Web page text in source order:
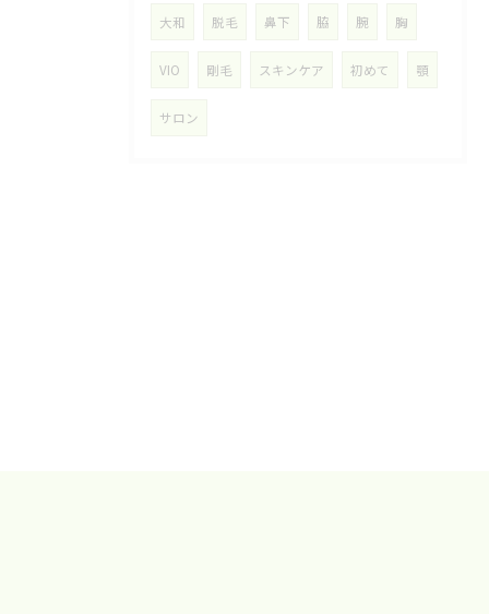
大和 脱毛 鼻下 脇 腕 胸
VIO 剛毛 スキンケア 初めて 顎
サロン